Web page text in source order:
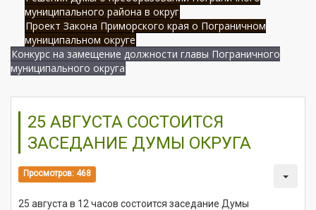
муниципального района в округ
Проект Закона Приморского края о Пограничном
муниципальном округе
Конкурс на замещение должности главы Пограничного
муниципального округа
25 АВГУСТА СОСТОИТСЯ
ЗАСЕДАНИЕ ДУМЫ ОКРУГА
Просмотров: 468
25 августа в 12 часов состоится заседание Думы